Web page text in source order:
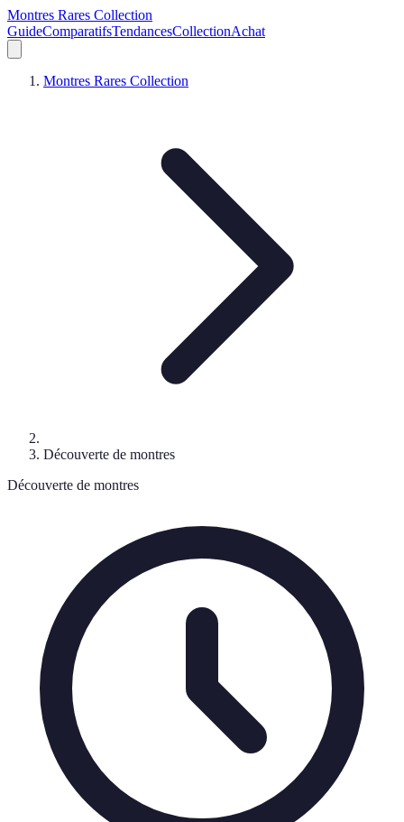
Montres Rares Collection
GuideComparatifsTendancesCollectionAchat
Montres Rares Collection
Découverte de montres
Découverte de montres